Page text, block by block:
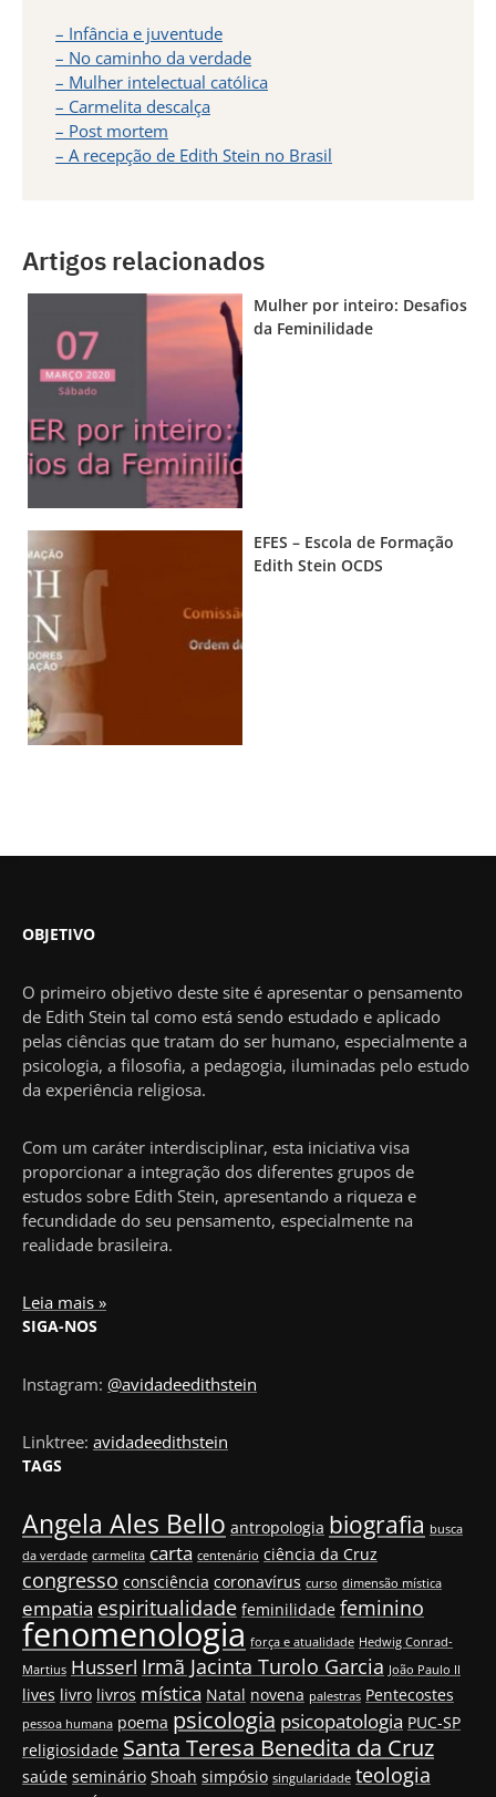
– Infância e juventude
– No caminho da verdade
– Mulher intelectual católica
– Carmelita descalça
– Post mortem
– A recepção de Edith Stein no Brasil
Artigos relacionados
Mulher por inteiro: Desafios
da Feminilidade
EFES – Escola de Formação
Edith Stein OCDS
OBJETIVO
O primeiro objetivo deste site é apresentar o pensamento
de Edith Stein tal como está sendo estudado e aplicado
pelas ciências que tratam do ser humano, especialmente a
psicologia, a filosofia, a pedagogia, iluminadas pelo estudo
da experiência religiosa.
Com um caráter interdisciplinar, esta iniciativa visa
proporcionar a integração dos diferentes grupos de
estudos sobre Edith Stein, apresentando a riqueza e
fecundidade do seu pensamento, especialmente na
realidade brasileira.
Leia mais »
SIGA-NOS
Instagram: @avidadeedithstein
Linktree: avidadeedithstein
TAGS
Angela Ales Bello antropologia biografia busca
da verdade carmelita carta centenário ciência da Cruz
congresso consciência coronavírus curso dimensão mística
empatia espiritualidade feminilidade feminino
fenomenologia força e atualidade Hedwig Conrad-
Martius Husserl Irmã Jacinta Turolo Garcia João Paulo II
lives livro livros mística Natal novena palestras Pentecostes
pessoa humana poema psicologia psicopatologia PUC-SP
religiosidade Santa Teresa Benedita da Cruz
saúde seminário Shoah simpósio singularidade teologia